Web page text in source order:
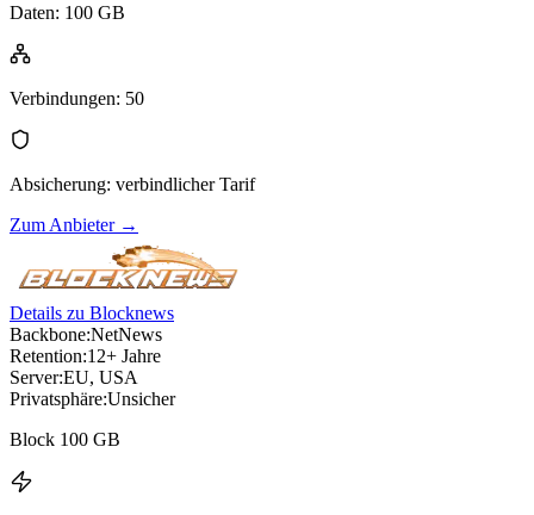
Daten: 100 GB
Verbindungen: 50
Absicherung: verbindlicher Tarif
Zum Anbieter→
Details zu Blocknews
Backbone:NetNews
Retention:12+ Jahre
Server:EU, USA
Privatsphäre:Unsicher
Block 100 GB